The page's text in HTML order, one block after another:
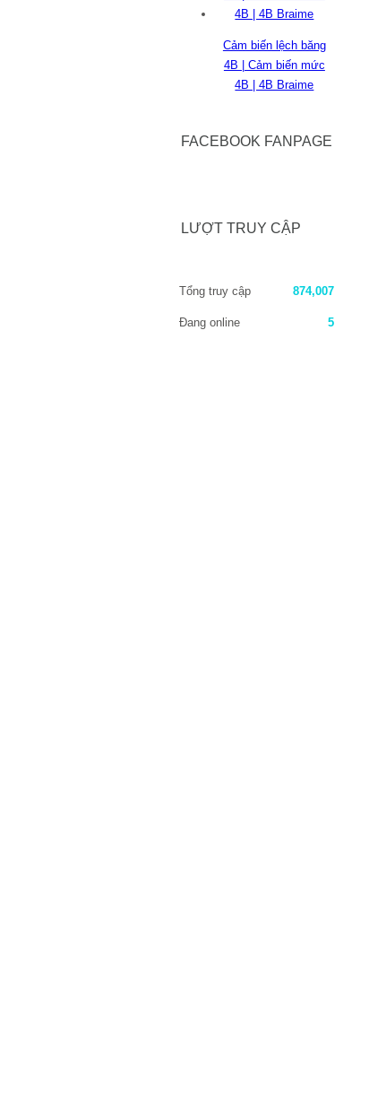
Cảm biến lệch băng
4B | Cảm biến mức
4B | 4B Braime
FACEBOOK FANPAGE
LƯỢT TRUY CẬP
Tổng truy cập 874,007
Đang online 5